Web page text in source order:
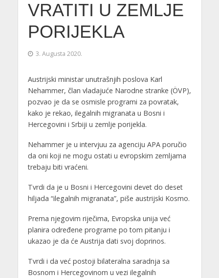
VRATITI U ZEMLJE
PORIJEKLA
3. Augusta 2020.
Austrijski ministar unutrašnjih poslova Karl
Nehammer, član vladajuće Narodne stranke (ÖVP),
pozvao je da se osmisle programi za povratak,
kako je rekao, ilegalnih migranata u Bosni i
Hercegovini i Srbiji u zemlje porijekla.
Nehammer je u intervjuu za agenciju APA poručio
da oni koji ne mogu ostati u evropskim zemljama
trebaju biti vraćeni.
Tvrdi da je u Bosni i Hercegovini devet do deset
hiljada “ilegalnih migranata”, piše austrijski Kosmo.
Prema njegovim riječima, Evropska unija već
planira određene programe po tom pitanju i
ukazao je da će Austrija dati svoj doprinos.
Tvrdi i da već postoji bilateralna saradnja sa
Bosnom i Hercegovinom u vezi ilegalnih